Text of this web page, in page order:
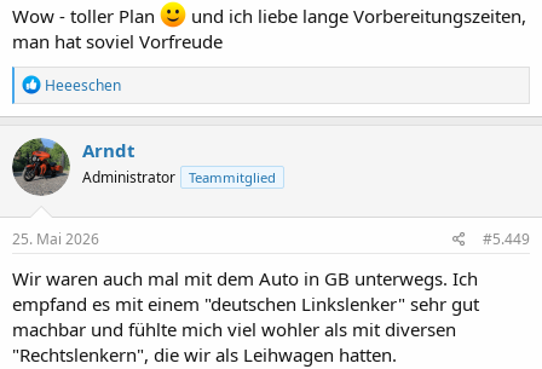
Rundreise mit dem Auto (trotz Linksverkehr
) werden.
Eigentlich geht es ja für uns einmal im Jahr auf eine sieben- oder
achttägige Kurzreise mit der Amera von Phoenix. Im nächsten Jahr
werden aber nur zwei achttägige Reisen in die norwegischen Fjorde
angeboten – leider nicht nach England oder in die Ostsee – so
haben wir uns dann mal wieder für TUI entschieden.
Jetzt habe ich viel Zeit zur Vorfreude auf Bonnie Scotland - nämlich
345 Tage.
Und wer weiß, vielleicht treffen wir ja dann dort auch auf Jamie
Fraser.
Wow - toller Plan
und ich liebe lange Vorbereitungszeiten,
man hat soviel Vorfreude
R
e
a
k
t
i
o
n
e
:
Heeeschen
Arndt
Administrator Teammitglied
25. Mai 2026 #5.449
Wir waren auch mal mit dem Auto in GB unterwegs. Ich
empfand es mit einem "deutschen Linkslenker" sehr gut
machbar und fühlte mich viel wohler als mit diversen
"Rechtslenkern", die wir als Leihwagen hatten.